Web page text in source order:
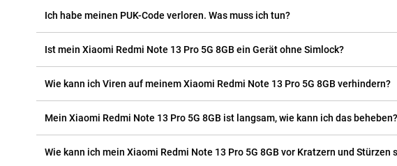
Ich habe meinen PUK-Code verloren. Was muss ich tun?
Ist mein Xiaomi Redmi Note 13 Pro 5G 8GB ein Gerät ohne Simlock?
Wie kann ich Viren auf meinem Xiaomi Redmi Note 13 Pro 5G 8GB verhindern?
Mein Xiaomi Redmi Note 13 Pro 5G 8GB ist langsam, wie kann ich das beheben?
Wie kann ich mein Xiaomi Redmi Note 13 Pro 5G 8GB vor Kratzern und Stürzen